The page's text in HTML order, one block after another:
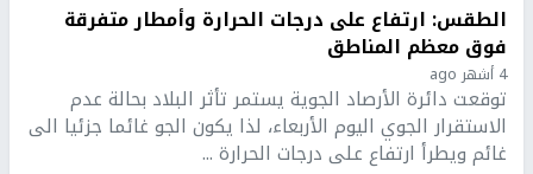
الطقس: ارتفاع على درجات الحرارة وأمطار متفرقة
فوق معظم المناطق
4 أشهر ago
توقعت دائرة الأرصاد الجوية يستمر تأثر البلاد بحالة عدم
الاستقرار الجوي اليوم الأربعاء، لذا يكون الجو غائما جزئيا الى
غائم ويطرأ ارتفاع على درجات الحرارة ...